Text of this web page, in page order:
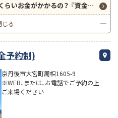
そもそも家を建てるのって どれくらいお金がかかるの？ 『資金計画相談会』開催！！
じる
予約制)
京丹後市大宮町周枳1605-9
※WEB、または、お電話でご予約の上
ご来場ください